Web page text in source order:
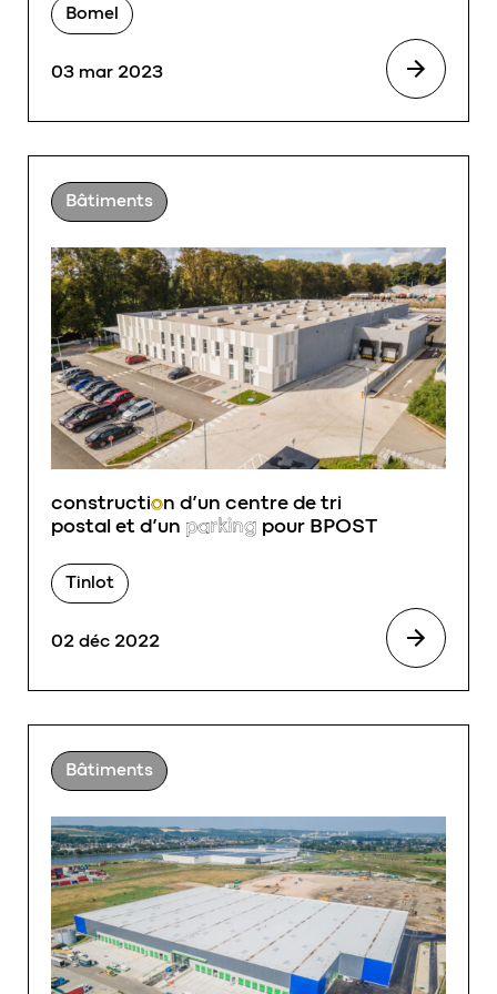
Bomel
03 mar 2023
Bâtiments
construction d’un centre de tri
postal et d’un parking pour BPOST
Tinlot
02 déc 2022
Bâtiments